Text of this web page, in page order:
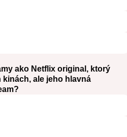
ako Netflix original, ktorý
ale jeho hlavná